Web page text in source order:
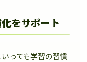
をサポート
っても学習の習慣